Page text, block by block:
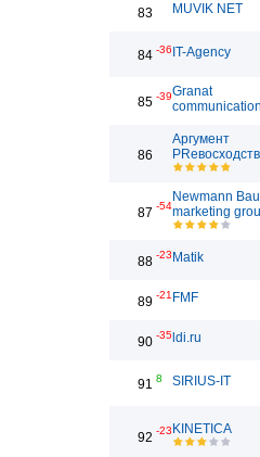
83 MUVIK NET
84 -36 IT-Agency
85 -39Granat
86
Аргумент
87 -54
Newmann
marketing
88 -23 Matik
89 -21 FMF
90 -35 ldi.ru
91 8 SIRIUS-IT
92 -23 KINETICA